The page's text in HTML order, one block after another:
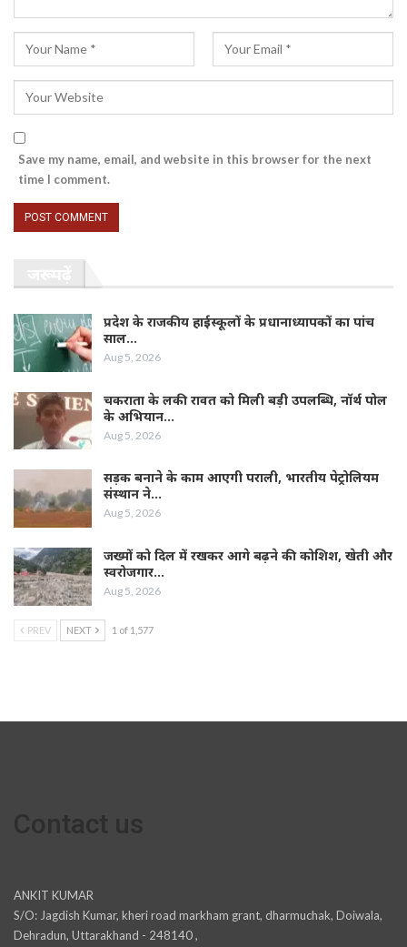
Save my name, email, and website in this browser for the next
time I comment.
प्रदेश के राजकीय हाईस्कूलों के प्रधानाध्यापकों का पांच
साल…
Aug 5, 2026
चकराता के लकी रावत को मिली बड़ी उपलब्धि, नॉर्थ पोल
के अभियान…
Aug 5, 2026
सड़क बनाने के काम आएगी पराली, भारतीय पेट्रोलियम
संस्थान ने…
Aug 5, 2026
जख्मों को दिल में रखकर आगे बढ़ने की कोशिश, खेती और
स्वरोजगार…
Aug 5, 2026
PREV NEXT 1 of 1,577
ANKIT KUMAR
S/O: Jagdish Kumar, kheri road markham grant, dharmuchak, Doiwala,
Dehradun, Uttarakhand - 248140 ,